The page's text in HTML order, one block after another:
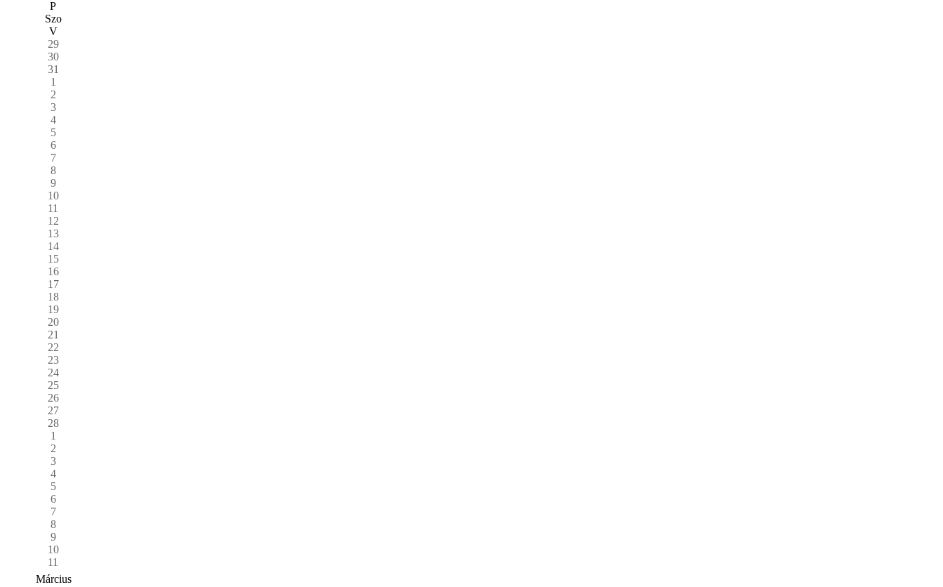
P
Szo
V
29
30
31
1
2
3
4
5
6
7
8
9
10
11
12
13
14
15
16
17
18
19
20
21
22
23
24
25
26
27
28
1
2
3
4
5
6
7
8
9
10
11
Március